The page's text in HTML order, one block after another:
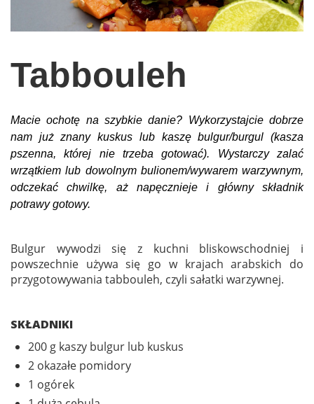
edukacja
zabawy dla dzieci
Inspiracje
podróże
zrób to sam
EKO – Styl
kuchnia
galerie
Tabbouleh
Macie ochotę na szybkie danie? Wykorzystajcie dobrze
nam już znany kuskus lub kaszę bulgur/burgul (kasza
pszenna, której nie trzeba gotować). Wystarczy zalać
wrzątkiem lub dowolnym bulionem/wywarem warzywnym,
odczekać chwilkę, aż napęcznieje i główny składnik
potrawy gotowy.
Bulgur wywodzi się z kuchni bliskowschodniej i
powszechnie używa się go w krajach arabskich do
przygotowywania tabbouleh, czyli sałatki warzywnej.
SKŁADNIKI
200 g kaszy bulgur lub kuskus
2 okazałe pomidory
1 ogórek